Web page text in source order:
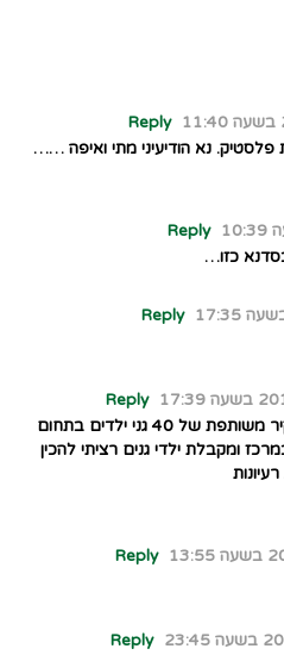
Reply
נא הודיעיני מתי ואיפה ……
Reply
כזו…
Reply
Reply
אשמח לקבל רעיון לעבודת קיר משותפת של 40 גני ילדים בתחום
ומקבלת ילדי גנים רציתי להכין
Reply
Reply